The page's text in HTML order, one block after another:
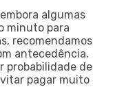
algumas
minuto para
recomendamos
antecedência.
probabilidade de
pagar muito